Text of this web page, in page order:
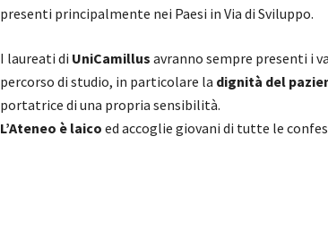
presenti principalmente nei Paesi in Via di Sviluppo.
I laureati di UniCamillus avranno sempre presenti i
percorso di studio, in particolare la dignità del
portatrice di una propria sensibilità.
L’Ateneo è laico ed accoglie giovani di tutte le